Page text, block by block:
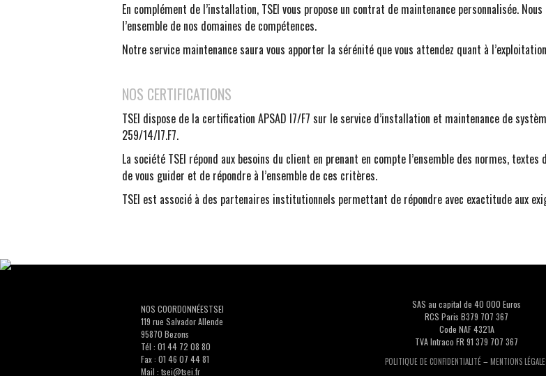
En complément de l’installation, TSEI vous propose un contrat de maintenance personnalisée.
l’ensemble de nos domaines de compétences.
Notre service maintenance saura vous apporter la sérénité que vous attendez quant à
NOS CERTIFICATIONS
TSEI dispose de la certification APSAD I7/F7 sur le service d’installation et maintenance de
259/14/I7.F7.
La société TSEI répond aux besoins du client en prenant en compte l’ensemble des normes,
de vous guider et de répondre à l’ensemble de ces critères.
TSEI est associé à des partenaires institutionnels permettant de répondre avec exactitude aux
NOS COORDONNÉESTSEI
119 rue Salvador Allende
95870 Bezons
Tél : 01 44 72 08 80
Fax : 01 46 07 44 81
Mail : tsei@tsei.fr
SAS au capital de 40 000 Euros
RCS Paris B379 707 367
Code NAF 4321A
TVA Intraco FR 91 379 707 367
POLITIQUE DE CONFIDENTIALITÉ– MENTIONS